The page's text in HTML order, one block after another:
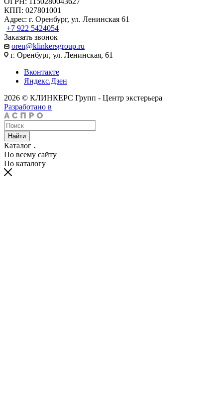
КПП: 027801001
Адрес: г. Оренбург, ул. Ленинская 61
+7 922 5424054
Заказать звонок
oren@klinkersgroup.ru
г. Оренбург, ул. Ленинская, 61
Вконтакте
Яндекс.Дзен
2026 © КЛИНКЕРС Групп - Центр экстерьера
Разработано в
Найти
Каталог
По всему сайту
По каталогу